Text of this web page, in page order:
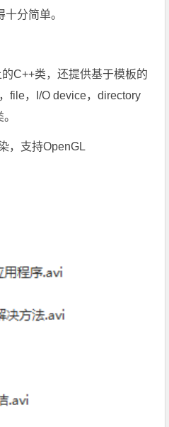
分简单。
C++类，还提供基于模板的
file，I/O device，directory
，支持OpenGL